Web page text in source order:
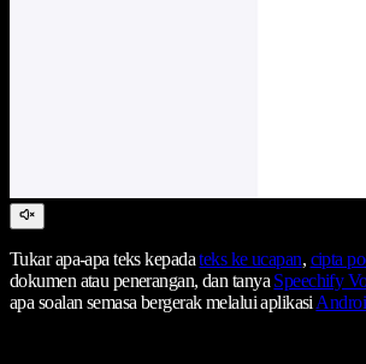
Tukar apa-apa teks kepadateks ke ucapan, cipta
dokumen atau penerangan, dan tanyaSpeechify
apa soalan semasa bergerak melalui aplikasi